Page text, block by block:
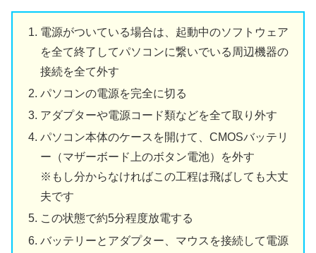
電源がついている場合は、起動中のソフトウェア
を全て終了してパソコンに繋いでいる周辺機器の
接続を全て外す
パソコンの電源を完全に切る
アダプターや電源コード類などを全て取り外す
パソコン本体のケースを開けて、CMOSバッテリ
ー（マザーボード上のボタン電池）を外す
※もし分からなければこの工程は飛ばしても大丈
夫です
この状態で約5分程度放電する
バッテリーとアダプター、マウスを接続して電源